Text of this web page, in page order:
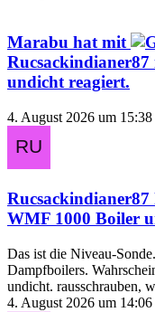
Marabu hat mit
Rucsackindianer87
undicht reagiert.
4. August 2026 um 15:38
Rucsackindianer87
WMF 1000 Boiler
Das ist die Niveau-
Dampfboilers.
undicht. rausschrauben,
4. August 2026 um 14:06